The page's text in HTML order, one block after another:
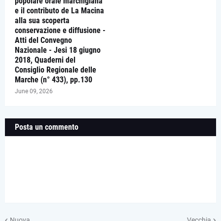
e il contributo de La Macina
alla sua scoperta
conservazione e diffusione -
Atti del Convegno
Nazionale - Jesi 18 giugno
2018, Quaderni del
Consiglio Regionale delle
Marche (n° 433), pp.130
June 09, 2026
Posta un commento